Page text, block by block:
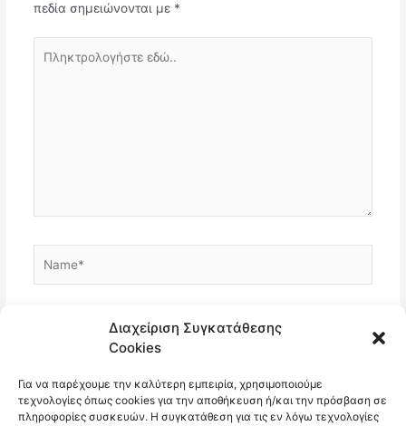
Διαχείριση Συγκατάθεσης
Cookies
Για να παρέχουμε την καλύτερη εμπειρία, χρησιμοποιούμε
τεχνολογίες όπως cookies για την αποθήκευση ή/και την πρόσβαση σε
πληροφορίες συσκευών. Η συγκατάθεση για τις εν λόγω τεχνολογίες
πεδία σημειώνονται με *
εδώ..
Ιστότοπος